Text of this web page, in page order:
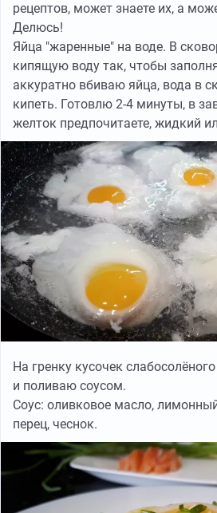
рецептов, может знаете их, а
Делюсь!
Яйца "жаренные" на воде. В
кипящую воду так, чтобы
аккуратно вбиваю яйца, вода в
кипеть. Готовлю 2-4 минуты, в
желток предпочитаете, жидкий
На гренку кусочек
и поливаю соусом.
Соус: оливковое масло,
перец, чеснок.